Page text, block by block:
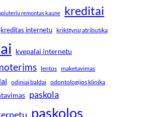
remontas kaune kreditai
kreditas internetu krikštynų atributika
kvepalai internetu
lentos maketavimas
odiniai baldai odontologijos klinika
paskola
paskolos